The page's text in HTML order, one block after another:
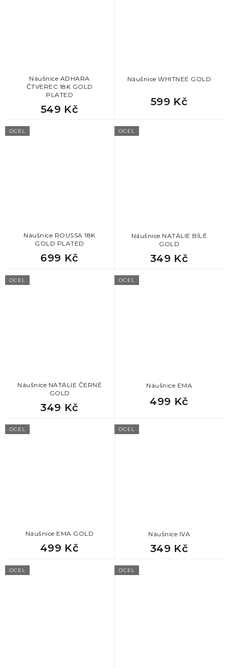
Náušnice ADHARA
ČTVEREC 18K GOLD
PLATED
549 Kč
Náušnice WHITNEE GOLD
599 Kč
OCEL
Náušnice ROUSSA 18K
GOLD PLATED
699 Kč
OCEL
Náušnice NATÁLIE BÍLÉ
GOLD
349 Kč
OCEL
Náušnice NATÁLIE ČERNÉ
GOLD
349 Kč
OCEL
Náušnice EMA
499 Kč
OCEL
Náušnice EMA GOLD
499 Kč
OCEL
Náušnice IVA
349 Kč
OCEL OCEL